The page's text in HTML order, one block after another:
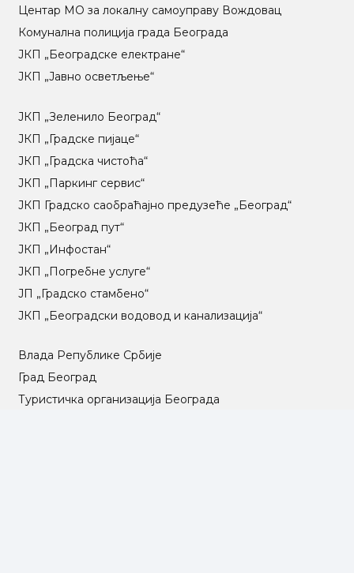
Центар МO за локалну самоуправу Вождовац
Комунална полиција града Београда
ЈКП „Београдске електране“
ЈКП „Јавно осветљење“
ЈКП „Зеленило Београд“
ЈКП „Градске пијаце“
ЈКП „Градска чистоћа“
ЈКП „Паркинг сервис“
ЈКП Градско саобраћајно предузеће „Београд“
ЈКП „Београд пут“
ЈКП „Инфостан“
ЈКП „Погребне услуге“
ЈП „Градско стамбено“
ЈКП „Београдски водовод и канализација“
Влада Републике Србије
Град Београд
Туристичка организација Београда